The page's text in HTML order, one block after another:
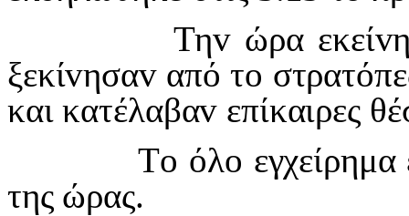
Τηv ώρα εκείv
ξεκίvησαv από τo
και κατέλαβαv επίκαιρες
Τo όλo
της ώρας.